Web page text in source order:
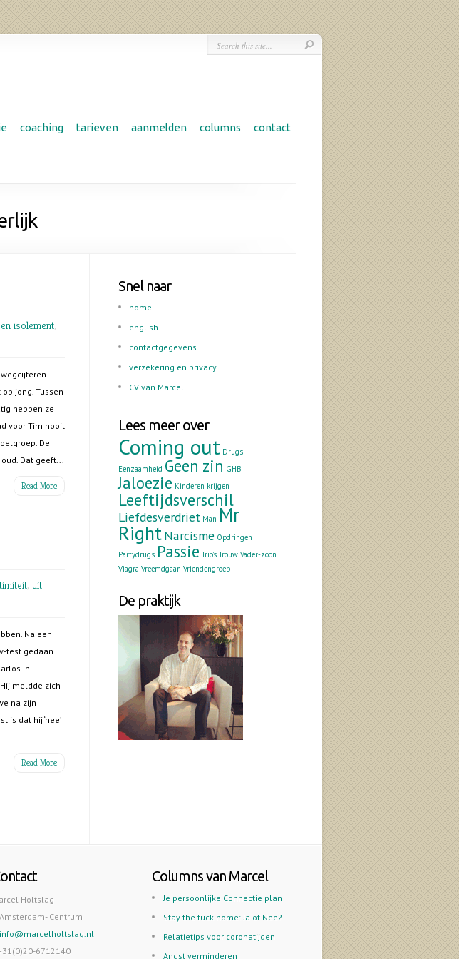
coaching tarieven aanmelden columns contact
isolement,
jong. Tussen
hebben ze
voor Tim nooit
De
Dat geeft...
Read More
, uit
Na een
test gedaan.
in
meldde zich
na zijn
dat hij ‘nee’
Read More
Snel naar
home
english
contactgegevens
verzekering en privacy
CV van Marcel
Lees meer over
Coming out Drugs
Eenzaamheid Geen zin GHB
Jaloezie Kinderen krijgen
Leeftijdsverschil
Liefdesverdriet Man Mr
RightNarcisme Opdringen
Partydrugs Passie Trio's Trouw Vader-zoon
Viagra Vreemdgaan Vriendengroep
De praktijk
Holtslag
Centrum
info@marcelholtslag.nl
6712140
Columns van Marcel
Je persoonlijke Connectie plan
Stay the fuck home: Ja of Nee?
Relatietips voor coronatijden
Angst verminderen